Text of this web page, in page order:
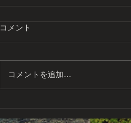
升漬 ２,４８４円
コメント
コメントを追加…